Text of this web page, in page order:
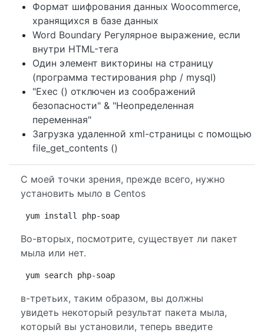
Формат шифрования данных Woocommerce,
хранящихся в базе данных
Word Boundary Регулярное выражение, если
внутри HTML-тега
Один элемент викторины на страницу
(программа тестирования php / mysql)
"Exec () отключен из соображений
безопасности" & "Неопределенная
переменная"
Загрузка удаленной xml-страницы с помощью
file_get_contents ()
С моей точки зрения, прежде всего, нужно
установить мыло в Centos
yum install php-soap
Во-вторых, посмотрите, существует ли пакет
мыла или нет.
yum search php-soap
в-третьих, таким образом, вы должны
увидеть некоторый результат пакета мыла,
который вы установили, теперь введите